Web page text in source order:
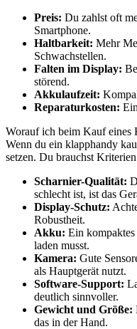
Preis: Du zahlst oft
Smartphone.
Haltbarkeit: Mehr
Schwachstellen.
Falten im Display:
störend.
Akkulaufzeit:
Reparaturkosten:
Worauf ich beim Kauf eines
Wenn du ein klapphandy
setzen. Du brauchst
Scharnier-Qualität:
schlecht ist, ist das
Display-Schutz:
Robustheit.
Akku: Ein
laden musst.
Kamera: Gute
als Hauptgerät nutzt.
Software-Support:
deutlich sinnvoller.
Gewicht und Größe:
das in der Hand.